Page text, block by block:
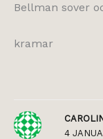
Bellman sover
kramar
4